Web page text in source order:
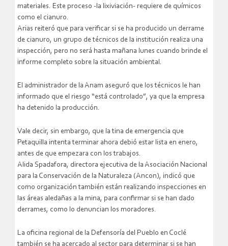
materiales. Este proceso -la lixiviación- requiere de químicos
como el cianuro.
Arias reiteró que para verificar si se ha producido un derrame
de cianuro, un grupo de técnicos de la institución realiza una
inspección, pero no será hasta mañana lunes cuando brinde el
informe completo sobre la situación ambiental.
El administrador de la Anam aseguró que los técnicos le han
informado que el riesgo “está controlado”, ya que la empresa
ha detenido la producción.
Vale decir, sin embargo, que la tina de emergencia que
Petaquilla intenta terminar ahora debió estar lista en enero,
antes de que empezara con los trabajos.
Alida Spadafora, directora ejecutiva de la Asociación Nacional
para la Conservación de la Naturaleza (Ancon), indicó que
como organización también están realizando inspecciones en
las áreas aledañas a la mina, para confirmar si se han dado
derrames, como lo denuncian los moradores.
La oficina regional de la Defensoría del Pueblo en Coclé
también se ha acercado al sector para determinar si se han